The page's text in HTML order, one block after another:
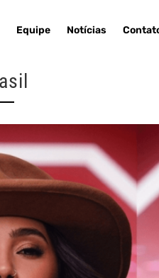
Equipe Notícias